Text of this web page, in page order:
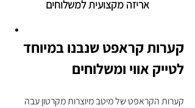
אריזה מקצועית למשלוחים
קערות קראפט שנבנו במיוחד
לטייק אווי ומשלוחים
קערות הקראפט של מיטב מיוצרות מקרטון עבה